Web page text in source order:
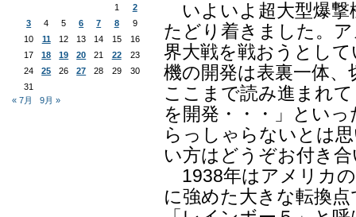
いよいよ超大型爆撃
たどり着きました。
界大戦を戦おうとし
機の開発は表裏一体
ここまで読み進まれ
を開発・・・」とい
らっしゃらないとは
い方はどうぞお付き
1938年はアメリカの
に強めた大きな転換
1
2
3
4 5 6 7 8
9
10
11 12 13 14 15
16
17
18 19 20 21 22
23
24
25 26 27 28 29
30
31
« 7月
9月 »